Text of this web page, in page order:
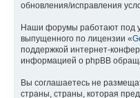
обновления/исправления
Наши форумы работают под
выпущенного по лицензии «
поддержкой интернет-
информацией о phpBB
Вы соглашаетесь не
страны, страны, которая